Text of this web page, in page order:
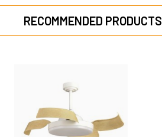
RECOMMENDED PRODUCTS